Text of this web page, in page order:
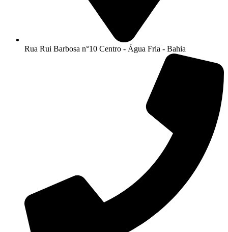
Rua Rui Barbosa n°10 Centro - Água Fria - Bahia